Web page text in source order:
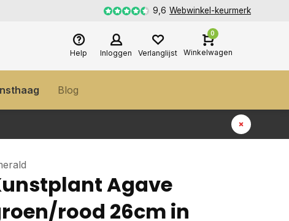
9,6 Webwinkel-keurmerk
Help Inloggen Verlanglijst
0
Winkelwagen
Blog
Agave
rood 26cm in